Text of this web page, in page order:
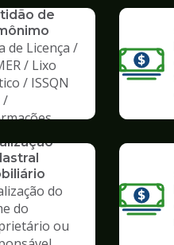
de
de Licença /
/ Lixo
/ ISSQN
/
do
do
ou